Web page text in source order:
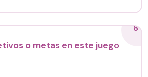
8
o metas en este juego